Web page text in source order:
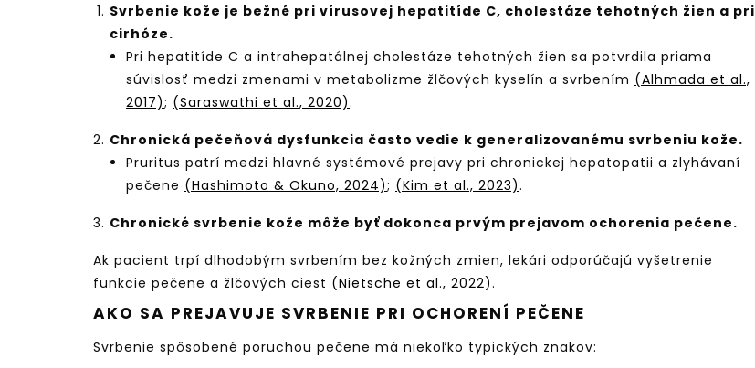
Svrbenie kože je bežné pri vírusovej hepatitíde C, cholestáze tehotných žien a pri
cirhóze.
Pri hepatitíde C a intrahepatálnej cholestáze tehotných žien sa potvrdila priama
súvislosť medzi zmenami v metabolizme žlčových kyselín a svrbením (Alhmada et al.,
2017); (Saraswathi et al., 2020).
Chronická pečeňová dysfunkcia často vedie k generalizovanému svrbeniu kože.
Pruritus patrí medzi hlavné systémové prejavy pri chronickej hepatopatii a zlyhávaní
pečene (Hashimoto & Okuno, 2024); (Kim et al., 2023).
Chronické svrbenie kože môže byť dokonca prvým prejavom ochorenia pečene.
Ak pacient trpí dlhodobým svrbením bez kožných zmien, lekári odporúčajú vyšetrenie
funkcie pečene a žlčových ciest (Nietsche et al., 2022).
AKO SA PREJAVUJE SVRBENIE PRI OCHORENÍ PEČENE
Svrbenie spôsobené poruchou pečene má niekoľko typických znakov: